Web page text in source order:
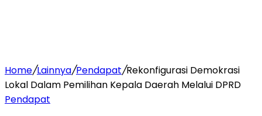
Home/Lainnya/Pendapat/Rekonfigurasi Demokrasi
Lokal Dalam Pemilihan Kepala Daerah Melalui DPRD
Pendapat